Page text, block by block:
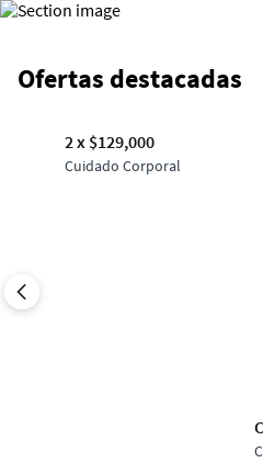
Ofertas destacadas
2 x $129,000
Cuidado Corporal